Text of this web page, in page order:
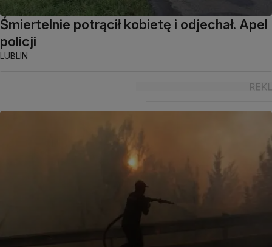
Śmiertelnie potrącił kobietę i odjechał. Apel
policji
LUBLIN